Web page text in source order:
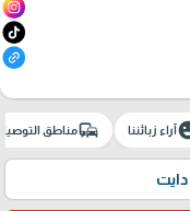
آراء زبائننا commuteمناطق